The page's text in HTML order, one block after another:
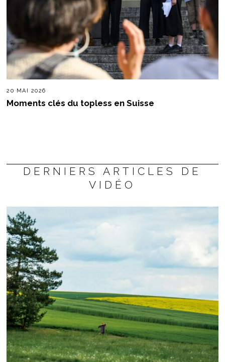
20 MAI 2026
Moments clés du topless en Suisse
DERNIERS ARTICLES DE
VIDÉO